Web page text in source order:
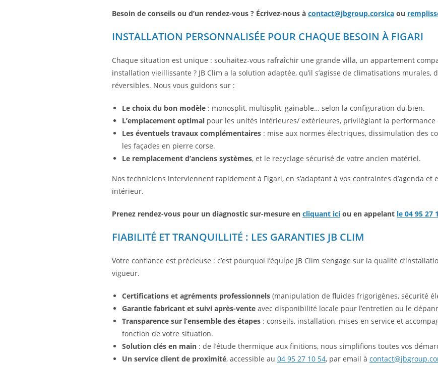
Besoin de conseils ou d’un rendez-vous ? Écrivez-nous à contact@jbgroup.corsica ou
INSTALLATION PERSONNALISÉE POUR CHAQUE BESOIN À FIGARI
Chaque situation est unique : souhaitez-vous rafraîchir une grande villa, un appartement
installation vieillissante ? JB Clim a la solution adaptée, qu’il s’agisse de climatisations murales,
réversibles. Nous vous guidons sur :
Le choix du bon modèle : monosplit, multisplit, gainable… selon la configuration du bien.
L’emplacement optimal pour les unités intérieures/ extérieures, privilégiant la performance
Les éventuels travaux complémentaires : mise aux normes électriques, dissimulation des
les façades en pierre corse.
Le remplacement d’anciens systèmes, et le recyclage sécurisé de votre ancien matériel.
Nos techniciens interviennent rapidement à Figari, en s’adaptant à vos contraintes d’agenda
intérieur.
Prenez rendez-vous pour un diagnostic sur-mesure en cliquant ici ou en appelant le 04 95 27
FIABILITÉ ET TRANQUILLITÉ : LES GARANTIES JB CLIM
Votre confiance est précieuse : c’est pourquoi l’équipe JB Clim s’engage sur la qualité
vigueur.
Certifications et agréments professionnels (manipulation de fluides frigorigènes, sécurité
Garantie fabricant et suivi après-vente avec disponibilité locale pour l’entretien ou le
Transparence sur l’ensemble des étapes : conseils, installation, mises en service et
fonction de votre situation.
Solution clés en main : de l’étude thermique aux finitions, nous simplifions toutes vos
Un service client de proximité, accessible au 04 95 27 10 54, par email à